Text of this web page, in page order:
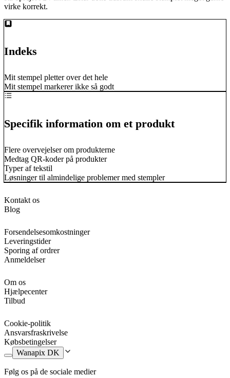
virke korrekt.
Indeks
Mit stempel pletter over det hele
Mit stempel markerer ikke så godt
Specifik information om et produkt
Flere overvejelser om produkterne
Medtag QR-koder på produkter
Typer af tekstil
Løsninger til almindelige problemer med stempler
Kontakt os
Blog
Forsendelsesomkostninger
Leveringstider
Sporing af ordrer
Anmeldelser
Om os
Hjælpecenter
Tilbud
Cookie-politik
Ansvarsfraskrivelse
Købsbetingelser
Wanapix DK
Følg os på de sociale medier